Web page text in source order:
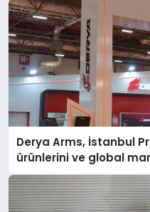
Derya Arms, İstanbul
ürünlerini ve global